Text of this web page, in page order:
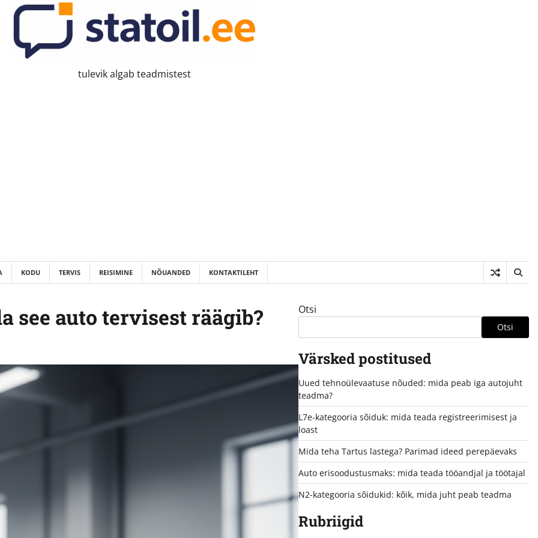
tulevik algab teadmistest
KODU TERVIS REISIMINE NÕUANDED KONTAKTILEHT
see auto tervisest räägib? Otsi
Otsi
Värsked postitused
Uued tehnoülevaatuse nõuded: mida peab iga autojuht
teadma?
L7e-kategooria sõiduk: mida teada registreerimisest ja
loast
Mida teha Tartus lastega? Parimad ideed perepäevaks
Auto erisoodustusmaks: mida teada tööandjal ja töötajal
N2-kategooria sõidukid: kõik, mida juht peab teadma
Rubriigid